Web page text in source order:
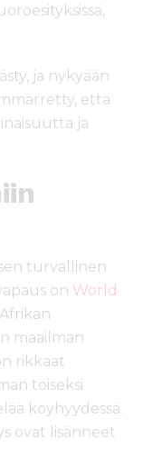
ja nykyään
että
ja
turvallinen
on World
maailman
rikkaat
toiseksi
köyhyydessä.
ovat lisänneet